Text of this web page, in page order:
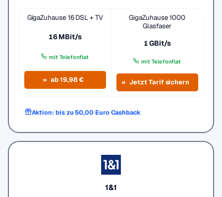
GigaZuhause 16 DSL + TV
16 MBit/s
mit Telefonflat
ab 19,98 €
GigaZuhause 1000
Glasfaser
1 GBit/s
mit Telefonflat
Jetzt Tarif sichern
Aktion: bis zu 50,00 Euro Cashback
1&1